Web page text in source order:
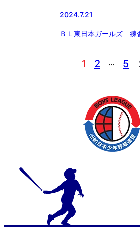
2024.7.21
ＢＬ東日本ガールズ
1 2 … 5